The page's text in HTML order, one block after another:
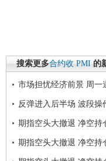
搜索更多合约收 PMI 的
市场担忧经济前景 周一
反弹进入后半场 波段操
期指空头大撤退 净空持
期指空头大撤退 净空持